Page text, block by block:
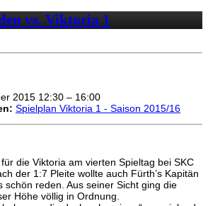
vs. Viktoria 1
2015 12:30 – 16:00
Spielplan Viktoria 1 - Saison 2015/16
die Viktoria am vierten Spieltag bei SKC
der 1:7 Pleite wollte auch Fürth’s Kapitän
schön reden. Aus seiner Sicht ging die
Höhe völlig in Ordnung.